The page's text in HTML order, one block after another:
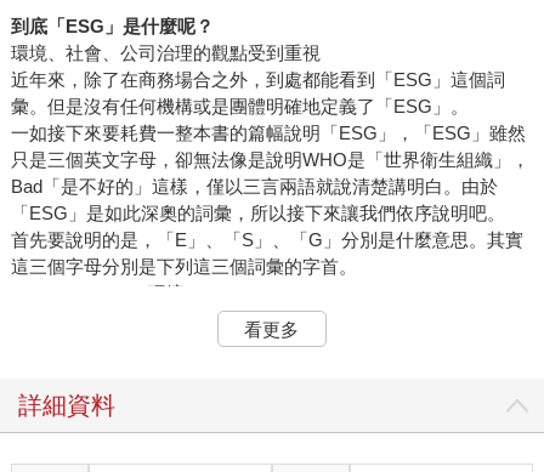
到底「ESG 」是什麼呢？
環境、社會、公司治理的觀點受到重視
近年來，除了在商務場合之外，到處都能看到「ESG」這個詞
彙。但是沒有任何機構或是團體明確地定義了「ESG」。
一如接下來要耗費一整本書的篇幅說明「ESG」，「ESG」雖然
只是三個英文字母，卻無法像是說明WHO是「世界衛生組織」，
Bad「是不好的」這樣，僅以三言兩語就說清楚講明白。由於
「ESG」是如此深奧的詞彙，所以接下來讓我們依序說明吧。
首先要說明的是，「E」、「S」、「G」分別是什麼意思。其實
這三個字母分別是下列這三個詞彙的字首。
．Environment（環境）
．Governance（公司治理）
說，ESG這個字眼之所以能於全世界普及，一定有其時代背景所
看更多
詳細資料